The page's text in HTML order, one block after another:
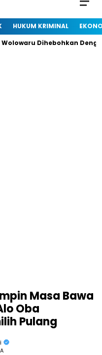
HUKUM KRIMINAL
Dihebohkan Dengan
Masa Bawa
Oba
Pulang